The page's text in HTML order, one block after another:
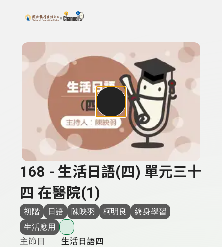
上方功能區塊
搜尋關鍵字：可輸入節目名稱、主持人或關鍵字
168 - 生活日語(四) 單元三十
四 在醫院(1)
初階 日語 陳映羽 柯明良
終身學習
生活應用
...
主節目
生活日語四